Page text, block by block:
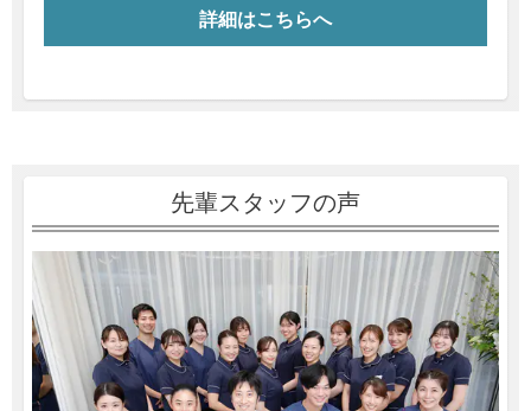
詳細はこちらへ
先輩スタッフの声